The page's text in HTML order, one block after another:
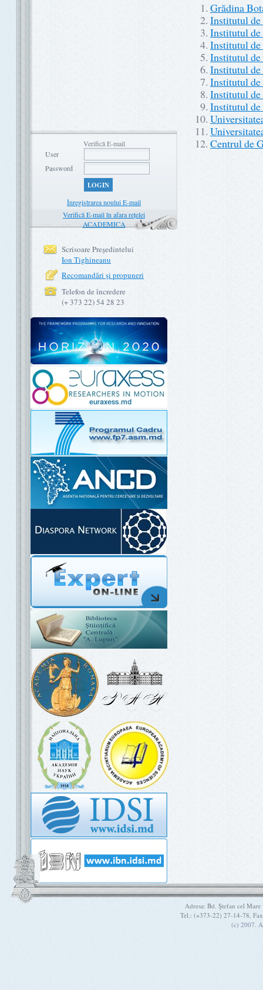
Verifică E-mail
User
Password
LOGIN
Înregistrarea noului E-mail
Verifică E-mail în afara rețelei
ACADEMICA
Scrisoare Preşedintelui
Ion Tighineanu
Recomandări şi propuneri
Telefon de încredere
(+ 373 22) 54 28 23
Grădina
Institutul
Institutul
Institutul
Institutul
Institutul de
Institutul
Institutul
Institutul
Centrul de
Adresa: Bd. Ştefan cel
Tel.: (+373-22) 27-14-78,
(c) 2007.